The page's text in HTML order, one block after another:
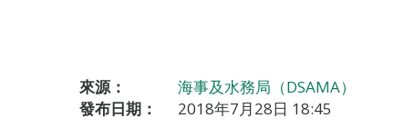
來源：
海事及水務局（DSAMA）
發布日期：
2018年7月28日 18:45